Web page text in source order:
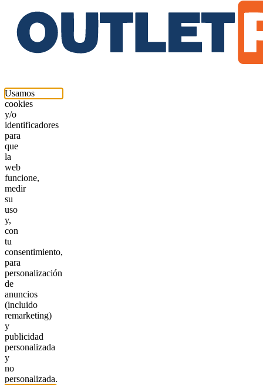
Usamos
cookies
y/o
identificadores
para
que
la
web
funcione,
medir
su
uso
y,
con
tu
consentimiento,
para
personalización
de
anuncios
(incluido
remarketing)
y
publicidad
personalizada
y
no
personalizada.